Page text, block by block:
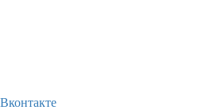
Вконтакте